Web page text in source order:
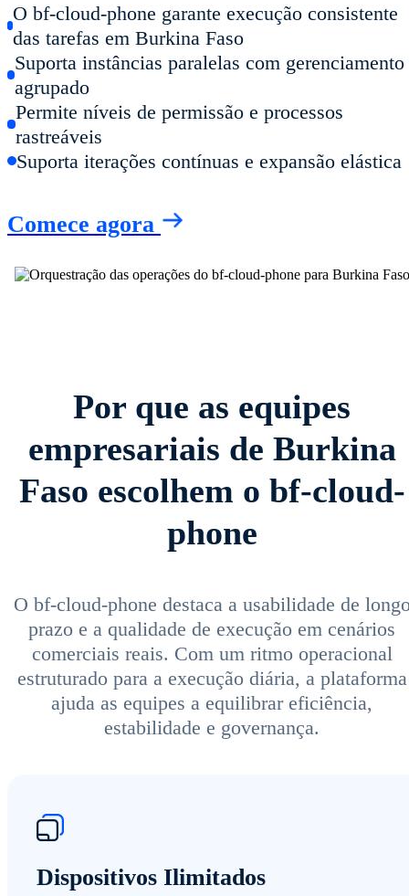
O bf-cloud-phone garante execução consistente
das tarefas em Burkina Faso
Suporta instâncias paralelas com gerenciamento
agrupado
Permite níveis de permissão e processos
rastreáveis
Suporta iterações contínuas e expansão elástica
Comece agora
Por que as equipes
empresariais de Burkina
Faso escolhem o bf-cloud-
phone
O bf-cloud-phone destaca a usabilidade de
prazo e a qualidade de execução em cenários
comerciais reais. Com um ritmo operacional
estruturado para a execução diária, a plataforma
ajuda as equipes a equilibrar eficiência,
estabilidade e governança.
Dispositivos Ilimitados